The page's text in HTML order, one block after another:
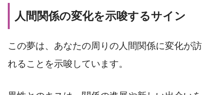
人間関係の変化を示唆するサイン
この夢は、あなたの周りの人間関係に変化が訪
れることを示唆しています。